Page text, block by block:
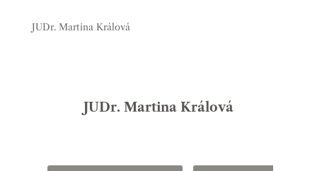
JUDr. Martina Králová
JUDr. Martina Králová